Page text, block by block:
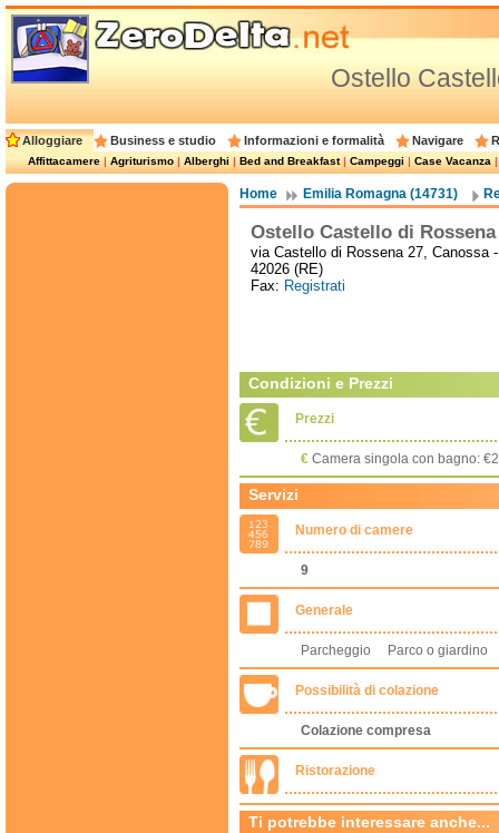
Ostello
Alloggiare Business e studio Informazioni e formalità Navigare
Affittacamere|Agriturismo|Alberghi|Bed and Breakfast|Campeggi|Case Vacanza
Home Emilia Romagna (14731)
Ostello Castello di Rossena
via Castello di Rossena 27, Canossa -
42026 (RE)
Fax: Registrati
Condizioni e Prezzi
Prezzi
€ Camera singola con bagno:
Servizi
Numero di camere
9
Generale
Parcheggio Parco o
Possibilità di colazione
Colazione compresa
Ristorazione
Ti potrebbe interessare anche...